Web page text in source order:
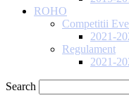
ROHO
Competitii
2021-
Regulament
2021-
Search